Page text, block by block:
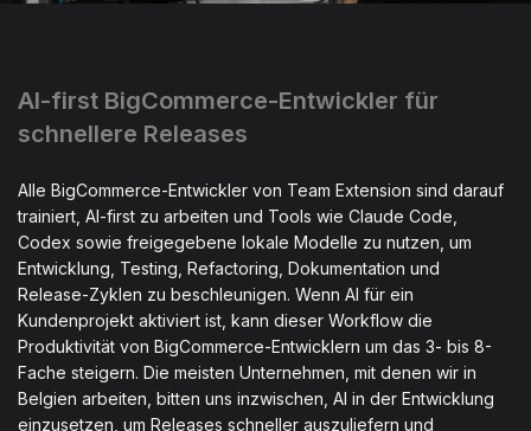
AI-first BigCommerce-Entwickler für
schnellere Releases
Alle BigCommerce-Entwickler von Team Extension sind darauf
trainiert, AI-first zu arbeiten und Tools wie Claude Code,
Codex sowie freigegebene lokale Modelle zu nutzen, um
Entwicklung, Testing, Refactoring, Dokumentation und
Release-Zyklen zu beschleunigen. Wenn AI für ein
Kundenprojekt aktiviert ist, kann dieser Workflow die
Produktivität von BigCommerce-Entwicklern um das 3- bis 8-
Fache steigern. Die meisten Unternehmen, mit denen wir in
Belgien arbeiten, bitten uns inzwischen, AI in der Entwicklung
einzusetzen, um Releases schneller auszuliefern und